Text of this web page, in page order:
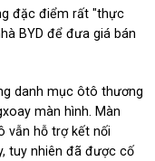
đặc điểm rất "thực
BYD để đưa giá bán
danh mục ôtô thương
màn hình. Màn
vẫn hỗ trợ kết nối
tuy nhiên đã được cố